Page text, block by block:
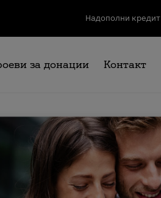
Надополни кредит
за донации Контакт